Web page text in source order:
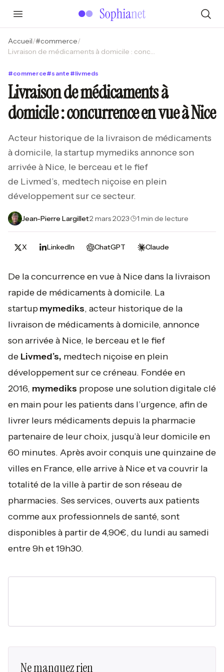
Accueil/#commerce/
Livraison de médicaments à domicile : concurrence en vue à Nice
#commerce#sante #livmeds
Livraison de médicaments à
domicile : concurrence en vue à Nice
Acteur historique de la livraison de médicaments
à domicile, la startup mymediks annonce son
arrivée à Nice, le berceau et le fief
de Livmed’s, medtech niçoise en plein
développement sur ce secteur.
Jean-Pierre Largillet·2 mars 2023· 1 min de lecture
X LinkedIn ChatGPT Claude
De la concurrence en vue à Nice dans la livraison
rapide de médicaments à domicile. La
startupmymediks, acteur historique de la
livraison de médicaments à domicile, annonce
son arrivée à Nice, le berceau et le fief
de Livmed’s, medtech niçoise en plein
développement sur ce créneau. Fondée en
2016, mymediks propose une solution digitale clé
en main pour les patients dans l’urgence, afin de
livrer leurs médicaments depuis la pharmacie
partenaire de leur choix, jusqu’à leur domicile en
60 minutes. Après avoir conquis une quinzaine de
villes en France, elle arrive à Nice et va couvrir la
totalité de la ville à partir de son réseau de
pharmacies. Ses services, ouverts aux patients
comme aux professionnels de santé, sont
disponibles à partir de 4,90€, du lundi au samedi
entre 9h et 19h30.
Ne manquez rien